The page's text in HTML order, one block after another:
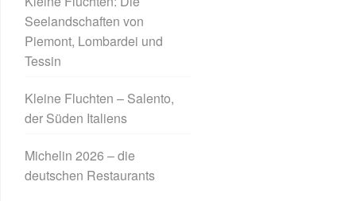
Seelandschaften von
Piemont, Lombardei und
Tessin
Kleine Fluchten – Salento,
der Süden Italiens
Michelin 2026 – die
deutschen Restaurants